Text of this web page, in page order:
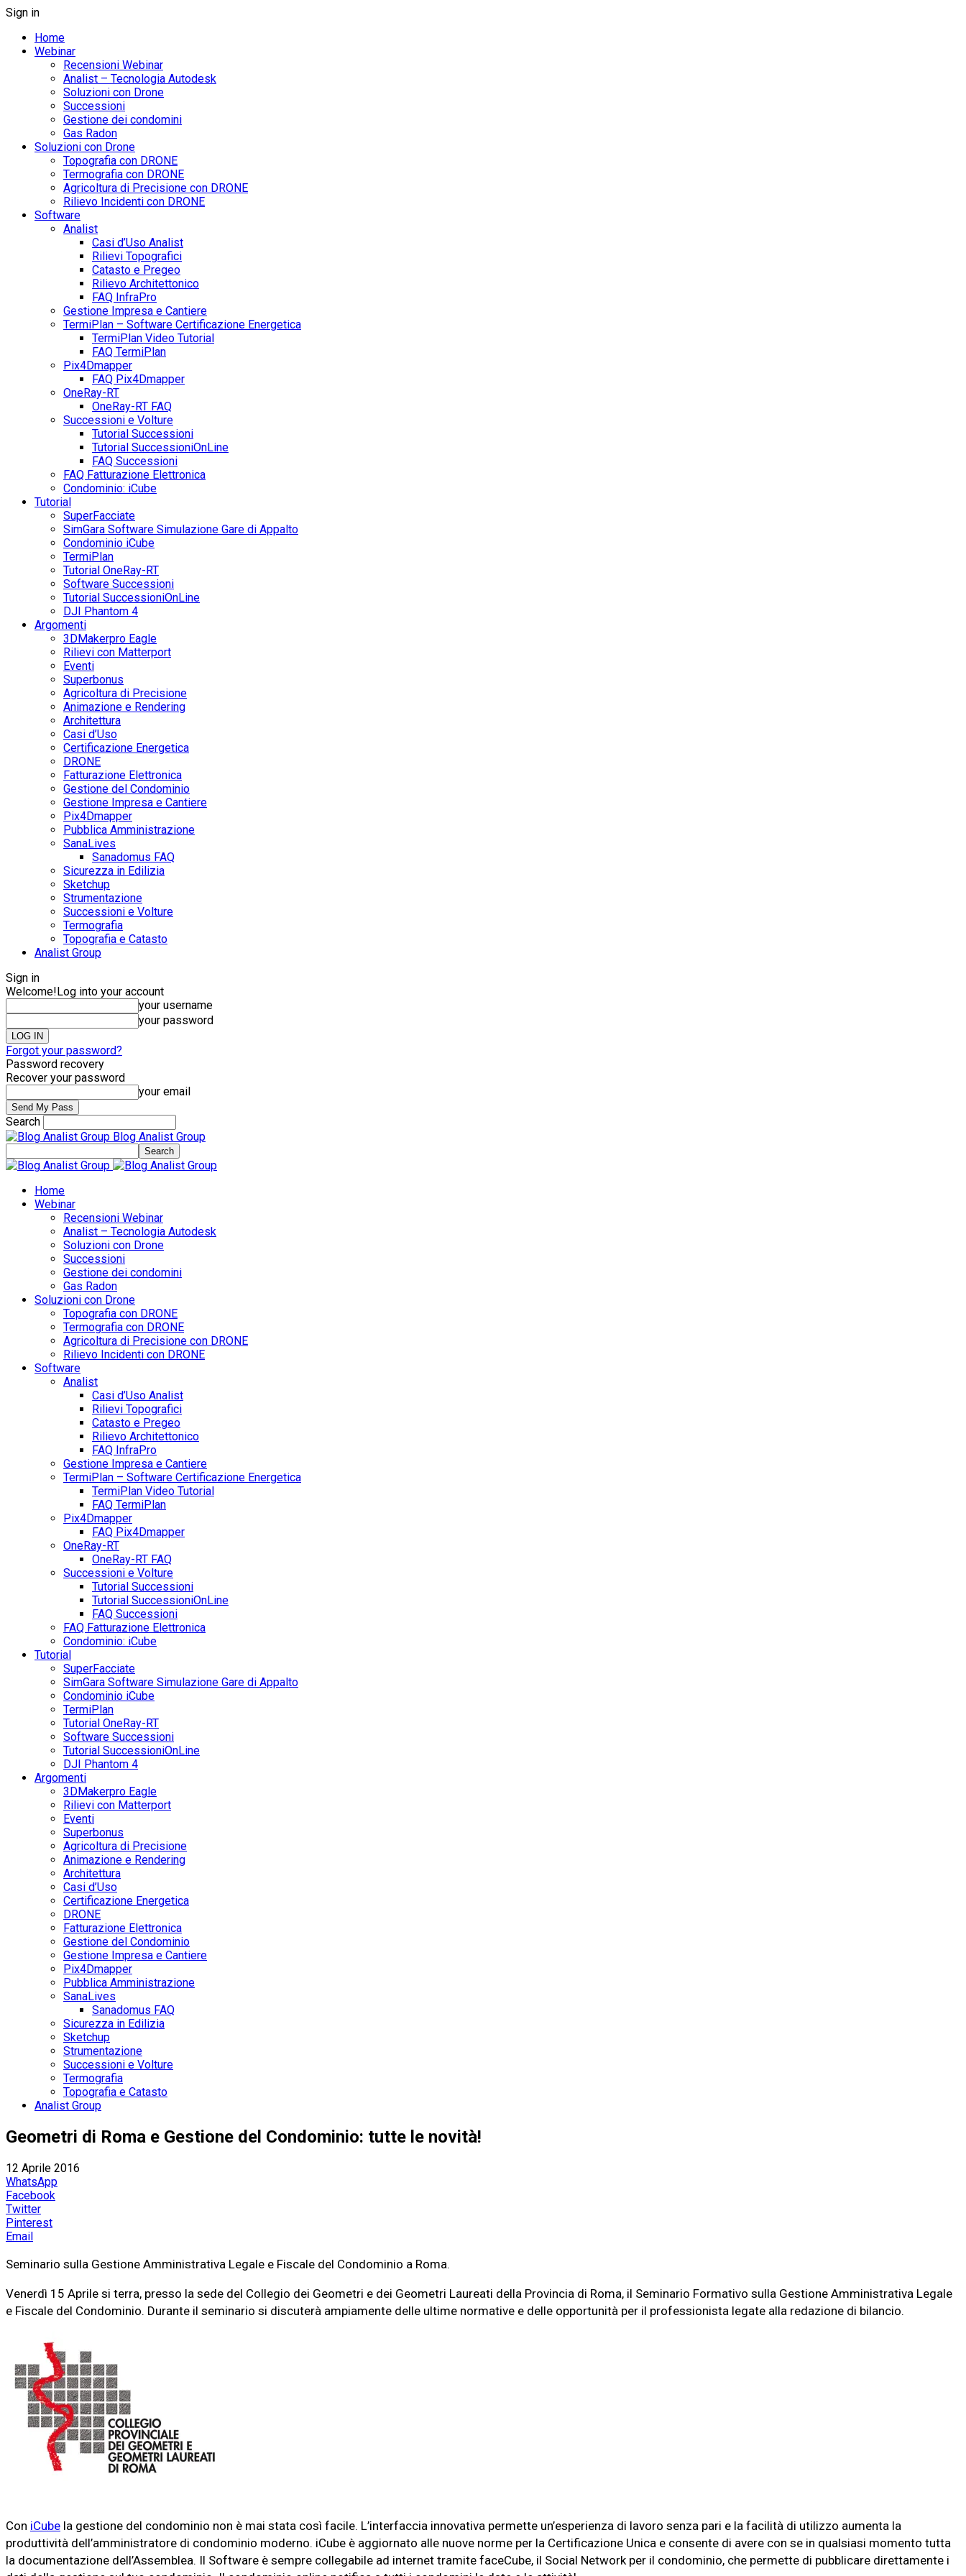
Sign in
Home
Webinar
Recensioni Webinar
Analist – Tecnologia Autodesk
Soluzioni con Drone
Successioni
Gestione dei condomini
Gas Radon
Soluzioni con Drone
Topografia con DRONE
Termografia con DRONE
Agricoltura di Precisione con DRONE
Rilievo Incidenti con DRONE
Software
Analist
Casi d’Uso Analist
Rilievi Topografici
Catasto e Pregeo
Rilievo Architettonico
FAQ InfraPro
Gestione Impresa e Cantiere
TermiPlan – Software Certificazione Energetica
TermiPlan Video Tutorial
FAQ TermiPlan
Pix4Dmapper
FAQ Pix4Dmapper
OneRay-RT
OneRay-RT FAQ
Successioni e Volture
Tutorial Successioni
Tutorial SuccessioniOnLine
FAQ Successioni
FAQ Fatturazione Elettronica
Condominio: iCube
Tutorial
SuperFacciate
SimGara Software Simulazione Gare di Appalto
Condominio iCube
TermiPlan
Tutorial OneRay-RT
Software Successioni
Tutorial SuccessioniOnLine
DJI Phantom 4
Argomenti
3DMakerpro Eagle
Rilievi con Matterport
Eventi
Superbonus
Agricoltura di Precisione
Animazione e Rendering
Architettura
Casi d’Uso
Certificazione Energetica
DRONE
Fatturazione Elettronica
Gestione del Condominio
Gestione Impresa e Cantiere
Pix4Dmapper
Pubblica Amministrazione
SanaLives
Sanadomus FAQ
Sicurezza in Edilizia
Sketchup
Strumentazione
Successioni e Volture
Termografia
Topografia e Catasto
Analist Group
Sign in
Welcome!Log into your account
your username
your password
Forgot your password?
Password recovery
Recover your password
your email
Search
Blog Analist Group
Home
Webinar
Recensioni Webinar
Analist – Tecnologia Autodesk
Soluzioni con Drone
Successioni
Gestione dei condomini
Gas Radon
Soluzioni con Drone
Topografia con DRONE
Termografia con DRONE
Agricoltura di Precisione con DRONE
Rilievo Incidenti con DRONE
Software
Analist
Casi d’Uso Analist
Rilievi Topografici
Catasto e Pregeo
Rilievo Architettonico
FAQ InfraPro
Gestione Impresa e Cantiere
TermiPlan – Software Certificazione Energetica
TermiPlan Video Tutorial
FAQ TermiPlan
Pix4Dmapper
FAQ Pix4Dmapper
OneRay-RT
OneRay-RT FAQ
Successioni e Volture
Tutorial Successioni
Tutorial SuccessioniOnLine
FAQ Successioni
FAQ Fatturazione Elettronica
Condominio: iCube
Tutorial
SuperFacciate
SimGara Software Simulazione Gare di Appalto
Condominio iCube
TermiPlan
Tutorial OneRay-RT
Software Successioni
Tutorial SuccessioniOnLine
DJI Phantom 4
Argomenti
3DMakerpro Eagle
Rilievi con Matterport
Eventi
Superbonus
Agricoltura di Precisione
Animazione e Rendering
Architettura
Casi d’Uso
Certificazione Energetica
DRONE
Fatturazione Elettronica
Gestione del Condominio
Gestione Impresa e Cantiere
Pix4Dmapper
Pubblica Amministrazione
SanaLives
Sanadomus FAQ
Sicurezza in Edilizia
Sketchup
Strumentazione
Successioni e Volture
Termografia
Topografia e Catasto
Analist Group
Geometri di Roma e Gestione del Condominio: tutte le novità!
12 Aprile 2016
WhatsApp
Facebook
Twitter
Pinterest
Email
Seminario sulla Gestione Amministrativa Legale e Fiscale del Condominio a Roma.
Venerdì 15 Aprile si terra, presso la sede del Collegio dei Geometri e dei Geometri Laureati della Provincia di Roma, il Seminario Formativo sulla Gestione Amministrativa Legale
e Fiscale del Condominio. Durante il seminario si discuterà ampiamente delle ultime normative e delle opportunità per il professionista legate alla redazione di bilancio.
Con iCube la gestione del condominio non è mai stata così facile. L’interfaccia innovativa permette un’esperienza di lavoro senza pari e la facilità di utilizzo aumenta la
produttività dell’amministratore di condominio moderno. iCube è aggiornato alle nuove norme per la Certificazione Unica e consente di avere con se in qualsiasi momento tutta
la documentazione dell’Assemblea. Il Software è sempre collegabile ad internet tramite faceCube, il Social Network per il condominio, che permette di pubblicare direttamente i